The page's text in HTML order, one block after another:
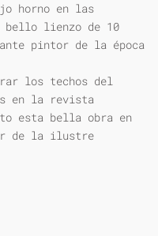
horno en las
lienzo de 10
pintor de la época
los techos del
en la revista
esta bella obra en
de la ilustre